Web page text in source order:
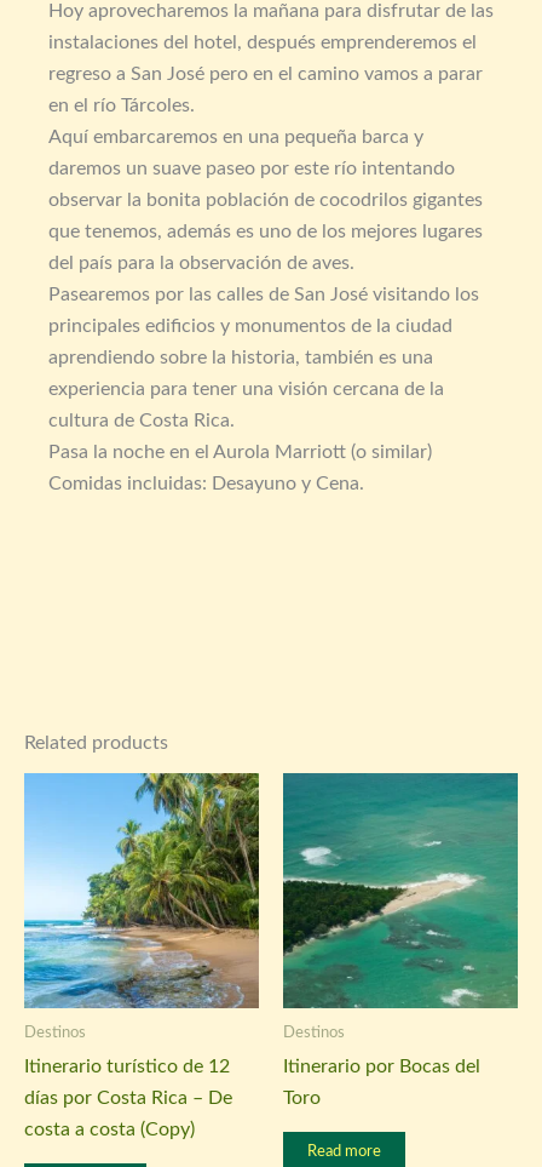
Hoy aprovecharemos la mañana para disfrutar de las
instalaciones del hotel, después emprenderemos el
regreso a San José pero en el camino vamos a parar
en el río Tárcoles.
Aquí embarcaremos en una pequeña barca y
daremos un suave paseo por este río intentando
observar la bonita población de cocodrilos gigantes
que tenemos, además es uno de los mejores lugares
del país para la observación de aves.
Pasearemos por las calles de San José visitando los
principales edificios y monumentos de la ciudad
aprendiendo sobre la historia, también es una
experiencia para tener una visión cercana de la
cultura de Costa Rica.
Pasa la noche en el Aurola Marriott (o similar)
Comidas incluidas: Desayuno y Cena.
Related products
Destinos
Itinerario turístico de 12
días por Costa Rica – De
costa a costa (Copy)
Destinos
Itinerario por Bocas del
Toro
Read more